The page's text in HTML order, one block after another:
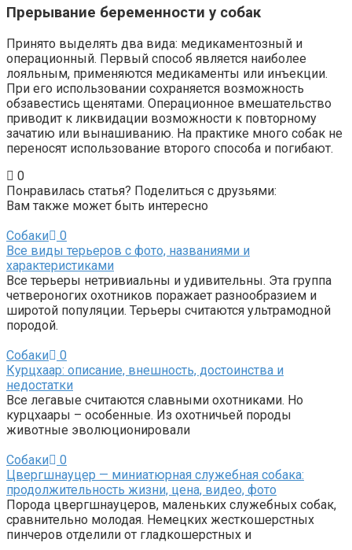
Прерывание беременности у собак
Принято выделять два вида: медикаментозный и
операционный. Первый способ является наиболее
лояльным, применяются медикаменты или инъекции.
При его использовании сохраняется возможность
обзавестись щенятами. Операционное вмешательство
приводит к ликвидации возможности к повторному
зачатию или вынашиванию. На практике много собак не
переносят использование второго способа и погибают.
0
Понравилась статья? Поделиться с друзьями:
Вам также может быть интересно
Собаки
0
Все виды терьеров с фото, названиями и
характеристиками
Все терьеры нетривиальны и удивительны. Эта группа
четвероногих охотников поражает разнообразием и
широтой популяции. Терьеры считаются ультрамодной
породой.
Собаки
0
Курцхаар: описание, внешность, достоинства и
недостатки
Все легавые считаются славными охотниками. Но
курцхаары – особенные. Из охотничьей породы
животные эволюционировали
Собаки
0
Цвергшнауцер — миниатюрная служебная собака:
продолжительность жизни, цена, видео, фото
Порода цвергшнауцеров, маленьких служебных собак,
сравнительно молодая. Немецких жесткошерстных
пинчеров отделили от гладкошерстных и